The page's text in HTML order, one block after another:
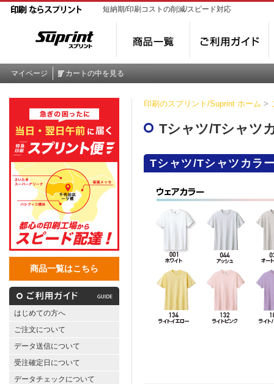
短納期/印刷コストの削減/スピード対応
マイページ カートの中を見る
商品一覧はこちら
はじめての方へ
ご注文について
データ送信について
受注確定日について
データチェックについて
印刷のスプリント/Suprint ホーム >
Tシャツ/Tシャツ
Tシャツ/Tシャツカラ